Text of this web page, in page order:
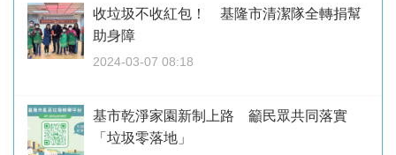
收垃圾不收紅包！ 基隆市清潔隊全轉捐幫
助身障
2024-03-07 08:18
基市乾淨家園新制上路 籲民眾共同落實
「垃圾零落地」